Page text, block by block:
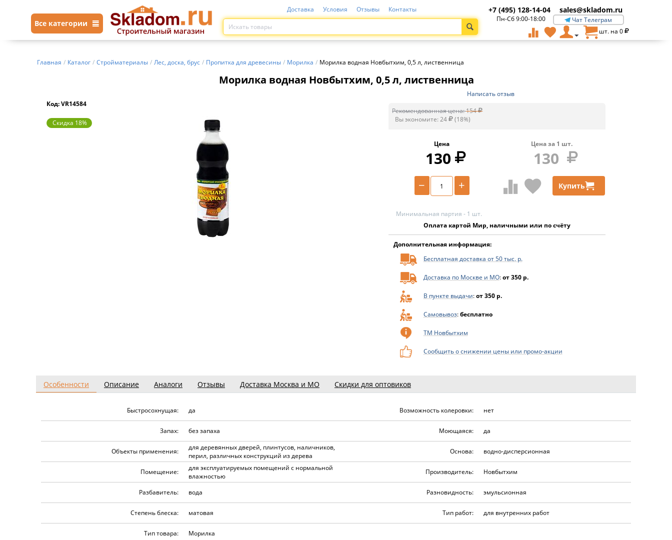
Все категории
Доставка Условия Отзывы Контакты +7 (495) 128-14-04 sales@skladom.ru
Пн-Сб 9:00-18:00
Чат Телеграм
шт. на 0
Главная / Каталог / Стройматериалы / Лес, доска, брус / Пропитка для древесины / Морилка / Морилка водная Новбытхим, 0,5 л, лиственница
Морилка водная Новбытхим, 0,5 л, лиственница
Код: VR14584
Скидка 18%
Написать отзыв
Рекомендованная цена:154
Вы экономите:24 (18%)
Цена
130
Цена за 1 шт.
130
+
− Купить
Минимальная партия - 1 шт.
Оплата картой Мир, наличными или по счёту
Дополнительная информация:
Бесплатная доставка от 50 тыс. р.
Доставка по Москве и МО:от 350 р.
В пункте выдачи:от 350 р.
Самовывоз:бесплатно
ТМ Новбытхим
Сообщить о снижении цены или промо-акции
Особенности Описание Аналоги Отзывы Доставка Москва и МО Скидки для оптовиков
Быстросохнущая: да Возможность колеровки: нет
Запах: без запаха Моющаяся: да
Объекты применения:
для деревянных дверей, плинтусов, наличников,
перил, различных конструкций из дерева
Основа: водно-дисперсионная
Помещение:
для эксплуатируемых помещений с нормальной
влажностью
Производитель: Новбытхим
Разбавитель: вода Разновидность: эмульсионная
Степень блеска: матовая Тип работ: для внутренних работ
Тип товара: Морилка